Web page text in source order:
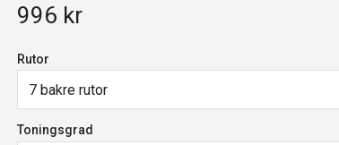
996 kr
Rutor
7 bakre rutor
Toningsgrad